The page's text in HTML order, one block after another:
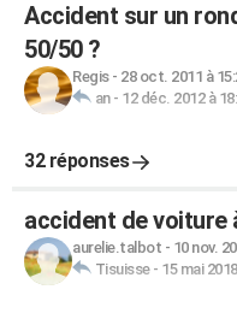
Accident sur un
50/50 ?
Regis- 28 oct. 2011 à
an- 12 déc. 2012 à
32 réponses
accident de voiture
aurelie.talbot - 10 nov.
Tisuisse- 15 mai